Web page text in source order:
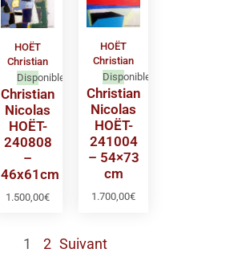
HOËT
Christian
Disponible
Christian
Nicolas
HOËT-
240808
–
46x61cm
1.500,00€
HOËT
Christian
Disponible
Christian
Nicolas
HOËT-
241004
– 54×73
cm
1.700,00€
1 2 Suivant